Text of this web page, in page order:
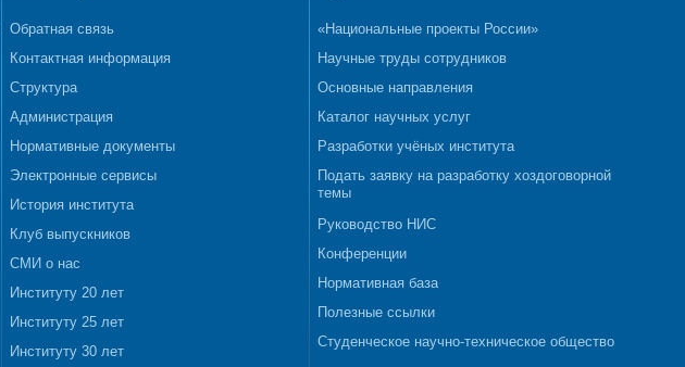
Обратная связь
Контактная информация
Структура
Администрация
Нормативные документы
Электронные сервисы
История института
Клуб выпускников
СМИ о нас
Институту 20 лет
Институту 25 лет
Институту 30 лет
«Национальные проекты России»
Научные труды сотрудников
Основные направления
Каталог научных услуг
Разработки учёных института
Подать заявку на разработку хоздоговорной
темы
Руководство НИС
Конференции
Нормативная база
Полезные ссылки
Студенческое научно-техническое общество